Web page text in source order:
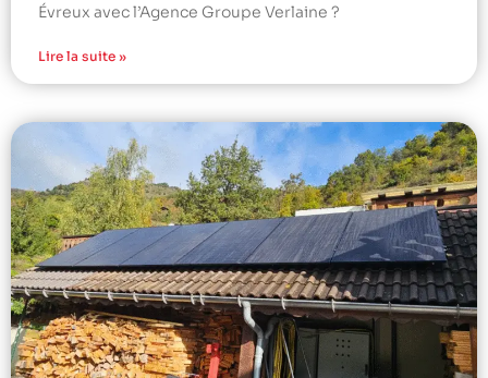
Évreux avec l’Agence Groupe Verlaine ?
Lire la suite »